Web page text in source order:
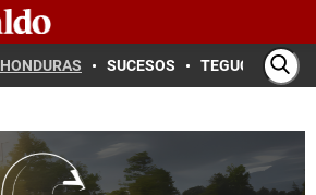
HONDURAS SUCESOS TEGUCIGALPA